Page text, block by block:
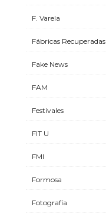
F. Varela
Fábricas Recuperadas
Fake News
FAM
Festivales
FIT U
FMI
Formosa
Fotografía